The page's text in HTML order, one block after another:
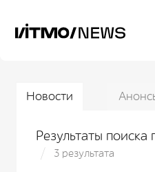
Новости
Результаты поиска
3 результата